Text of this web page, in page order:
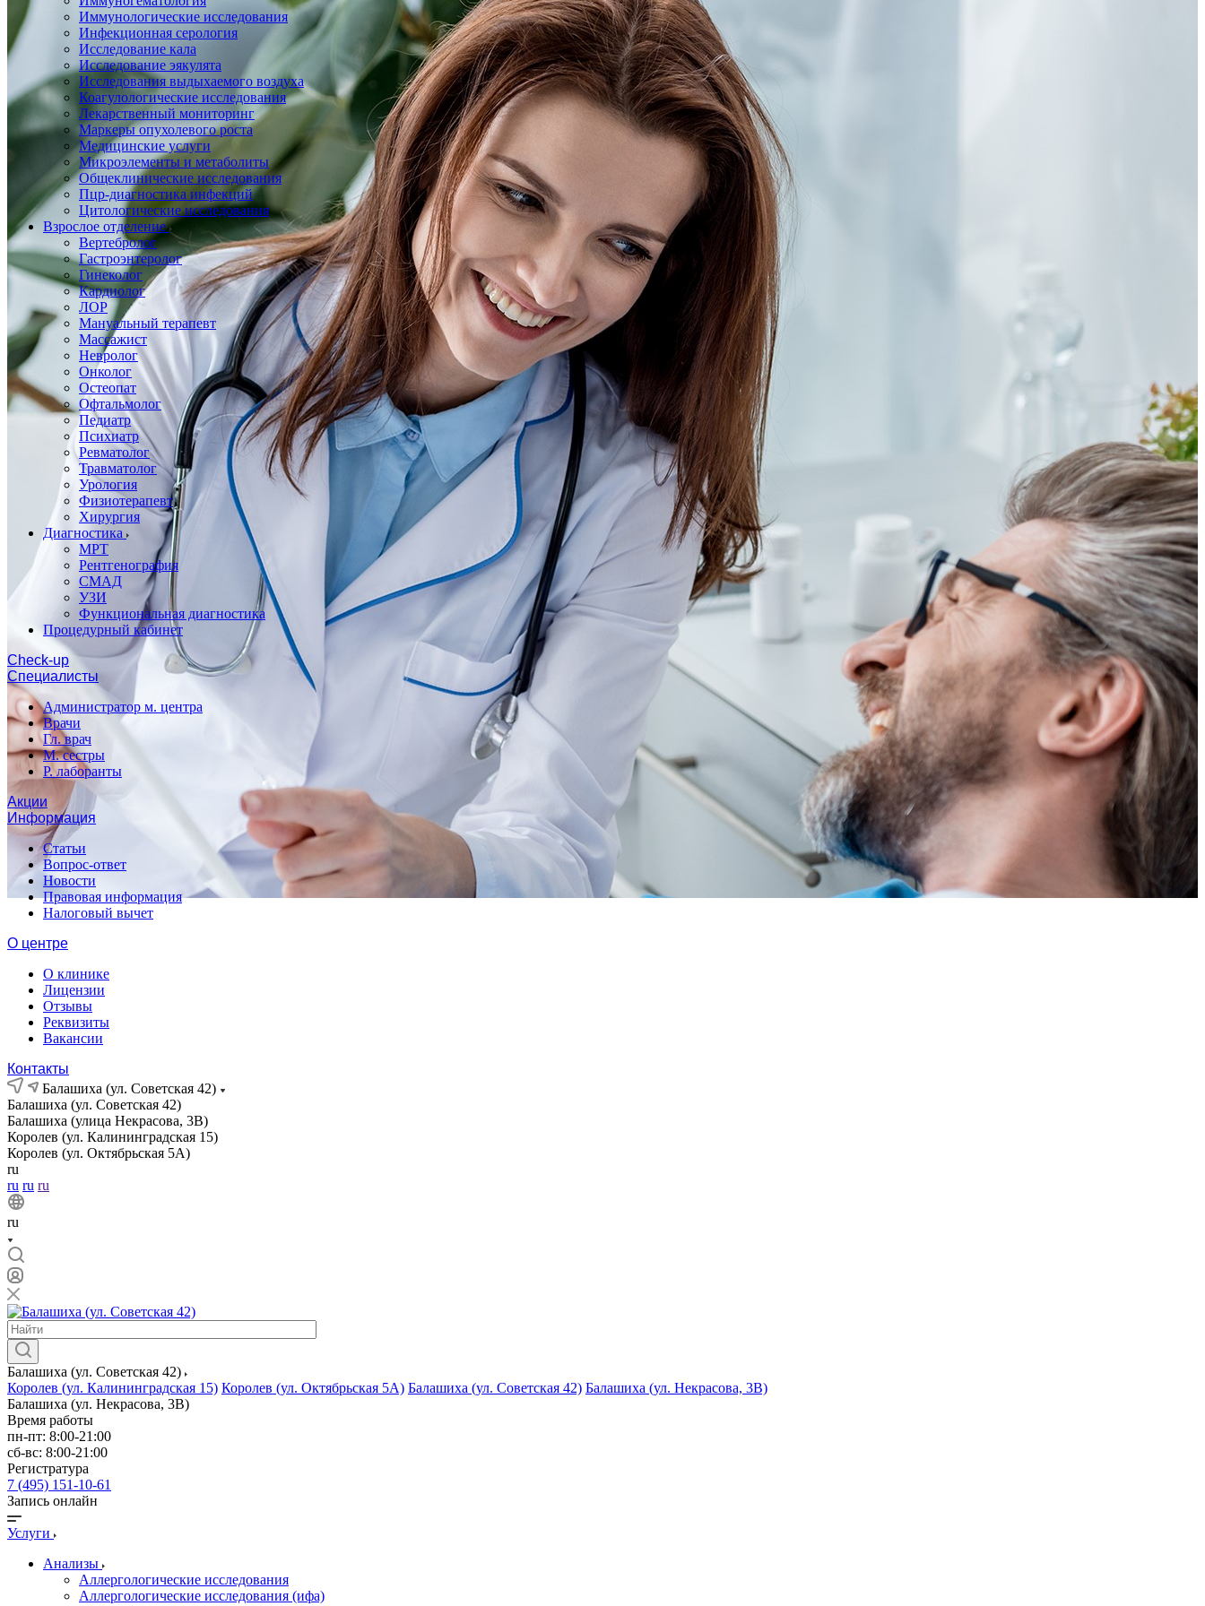
Иммунологические исследования
Инфекционная серология
Исследование кала
Исследование эякулята
Исследования выдыхаемого воздуха
Коагулологические исследования
Лекарственный мониторинг
Маркеры опухолевого роста
Медицинские услуги
Микроэлементы и метаболиты
Общеклинические исследования
Пцр-диагностика инфекций
Цитологические исследования
Взрослое отделение
Вертебролог
Гастроэнтеролог
Гинеколог
Кардиолог
ЛОР
Мануальный терапевт
Массажист
Невролог
Онколог
Остеопат
Офтальмолог
Педиатр
Психиатр
Ревматолог
Травматолог
Урология
Физиотерапевт
Хирургия
Диагностика
МРТ
Рентгенография
СМАД
УЗИ
Функциональная диагностика
Процедурный кабинет
Cheсk-up
Специалисты
Администратор м. центра
Врачи
Гл. врач
М. сестры
Р. лаборанты
Акции
Информация
Статьи
Вопрос-ответ
Новости
Правовая информация
Налоговый вычет
О центре
О клинике
Лицензии
Отзывы
Реквизиты
Вакансии
Контакты
Балашиха (ул. Советская 42)
Балашиха (ул. Советская 42)
Балашиха (улица Некрасова, 3В)
Королев (ул. Калининградская 15)
Королев (ул. Октябрьская 5А)
ru
ru ru ru
ru
Балашиха (ул. Советская 42)
Королев (ул. Калининградская 15) Королев (ул. Октябрьская 5А) Балашиха (ул. Советская 42) Балашиха (ул. Некрасова, 3В)
Балашиха (ул. Некрасова, 3В)
Время работы
пн-пт: 8:00-21:00
сб-вс: 8:00-21:00
Регистратура
7 (495) 151-10-61
Запись онлайн
Услуги
Анализы
Аллергологические исследования
Аллергологические исследования (ифа)